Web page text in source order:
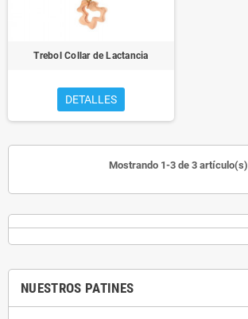
NUESTROS PATINES
Trebol Collar de Lactancia
DETALLES
Mostrando 1-3 de 3 artículo(s)